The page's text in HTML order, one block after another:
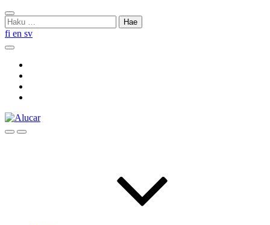
Skip
to
content
Sulje
haku
Haku:
fi en sv
Hae
HaeMenu